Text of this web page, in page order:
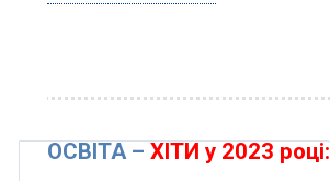
ОСВІТА – ХІТИ у 2023 році: